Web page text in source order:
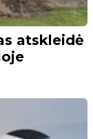
atskleidė